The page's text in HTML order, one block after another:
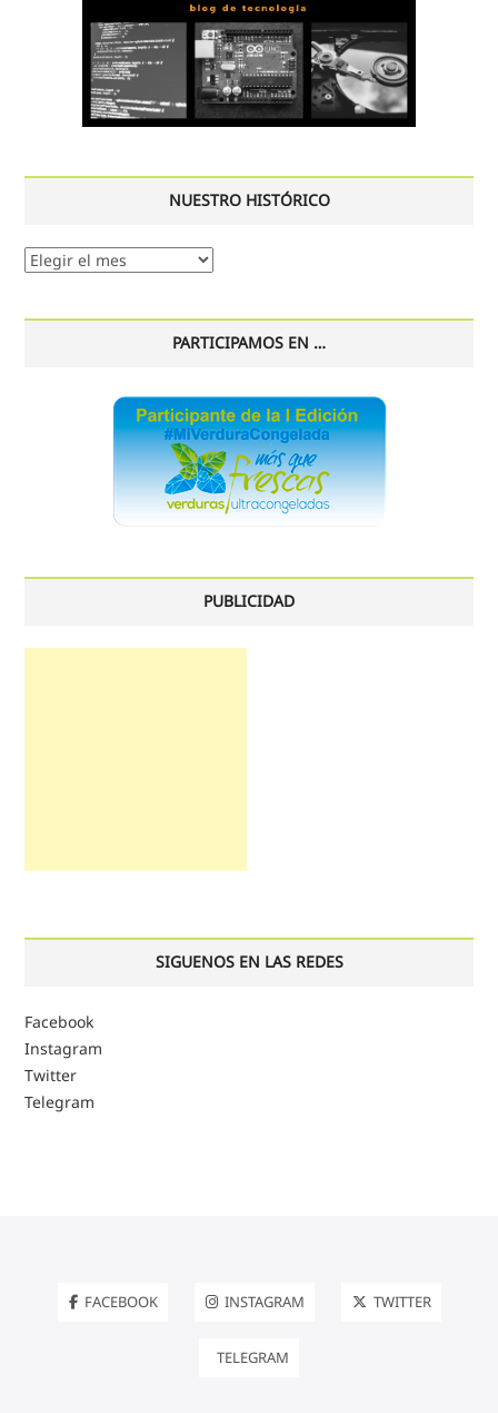
NUESTRO HISTÓRICO
Nuestro
PARTICIPAMOS EN …
PUBLICIDAD
SIGUENOS EN LAS REDES
Facebook
Instagram
Twitter
Telegram
FACEBOOK INSTAGRAM TWITTER
TELEGRAM